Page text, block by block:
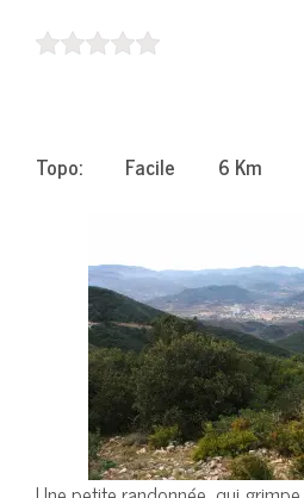
Topo: Facile 6 Km